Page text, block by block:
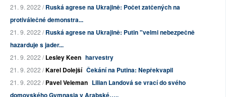
21. 9. 2022 /Ruská agrese na Ukrajině: Počet zatčených na
protiválečné demonstra...
21. 9. 2022 /Ruská agrese na Ukrajině: Putin "velmi nebezpečně
hazarduje s jader...
21. 9. 2022 /Lesley Keen harvestry
21. 9. 2022 /Karel Dolejší Čekání na Putina: Nepřekvapil
21. 9. 2022 /Pavel Veleman Lilian Landová se vrací do svého
domovského Gymnasia v Arabské…..